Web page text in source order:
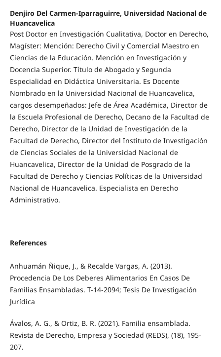
Denjiro Del Carmen-Iparraguirre, Universidad Nacional de
Huancavelica
Post Doctor en Investigación Cualitativa, Doctor en Derecho,
Magíster: Mención: Derecho Civil y Comercial Maestro en
Ciencias de la Educación. Mención en Investigación y
Docencia Superior. Título de Abogado y Segunda
Especialidad en Didáctica Universitaria. Es Docente
Nombrado en la Universidad Nacional de Huancavelica,
cargos desempeñados: Jefe de Área Académica, Director de
la Escuela Profesional de Derecho, Decano de la Facultad de
Derecho, Director de la Unidad de Investigación de la
Facultad de Derecho, Director del Instituto de Investigación
de Ciencias Sociales de la Universidad Nacional de
Huancavelica, Director de la Unidad de Posgrado de la
Facultad de Derecho y Ciencias Políticas de la Universidad
Nacional de Huancavelica. Especialista en Derecho
Administrativo.
References
Anhuamán Ñique, J., & Recalde Vargas, A. (2013).
Procedencia De Los Deberes Alimentarios En Casos De
Familias Ensambladas. T-14-2094; Tesis De Investigación
Jurídica
Ávalos, A. G., & Ortiz, B. R. (2021). Familia ensamblada.
Revista de Derecho, Empresa y Sociedad (REDS), (18), 195-
207.